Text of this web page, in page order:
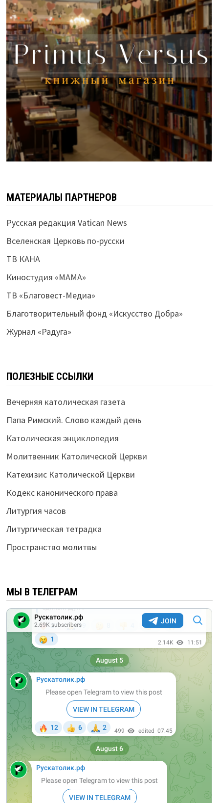
МАТЕРИАЛЫ ПАРТНЕРОВ
Русская редакция Vatican News
Вселенская Церковь по-русски
ТВ КАНА
Киностудия «МАМА»
ТВ «Благовест-Медиа»
Благотворительный фонд «Искусство Добра»
Журнал «Радуга»
ПОЛЕЗНЫЕ ССЫЛКИ
Вечерняя католическая газета
Папа Римский. Слово каждый день
Католическая энциклопедия
Молитвенник Католической Церкви
Катехизис Католической Церкви
Кодекс канонического права
Литургия часов
Литургическая тетрадка
Пространство молитвы
МЫ В ТЕЛЕГРАМ